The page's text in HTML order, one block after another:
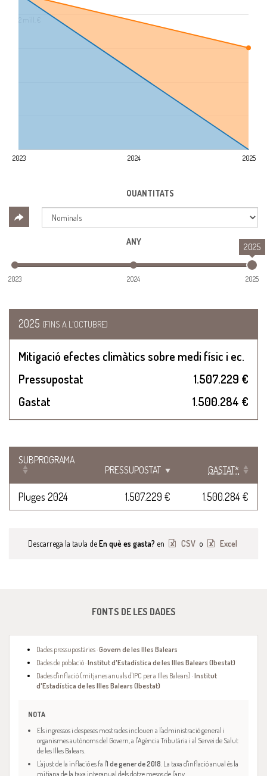
2023 2024 2025
QUANTITATS
ANY 2025
2023 2024 2025
2025 (FINS A L'OCTUBRE)
Mitigació efectes climàtics sobre medi físic i ec.
Pressupostat
1.507.229 €
Gastat
1.500.284 €
SUBPROGRAMA
PRESSUPOSTAT
GASTAT*
Pluges 2024 1.507.229 € 1.500.284 €
Descarrega la taula deEn què es gasta? en CSV o Excel
FONTS DE LES DADES
Dades pressupostàries ·Govern de les Illes Balears
Dades de població ·Institut d'Estadística de les Illes Balears (Ibestat)
Dades d'inflació (mitjanes anuals d'IPC per a Illes Balears) ·Institut
d'Estadística de les Illes Balears (Ibestat)
NOTA
Els ingressos i despeses mostrades inclouen a l'administració general i
organismes autònoms del Govern, a l'Agència Tributària i al Servei de Salut
de les Illes Balears.
L'ajust de la inflació es fa l'1 de gener de 2018. La taxa d'inflació anual és la
mitjana de la taxa interanual dels dotze mesos de l'any.